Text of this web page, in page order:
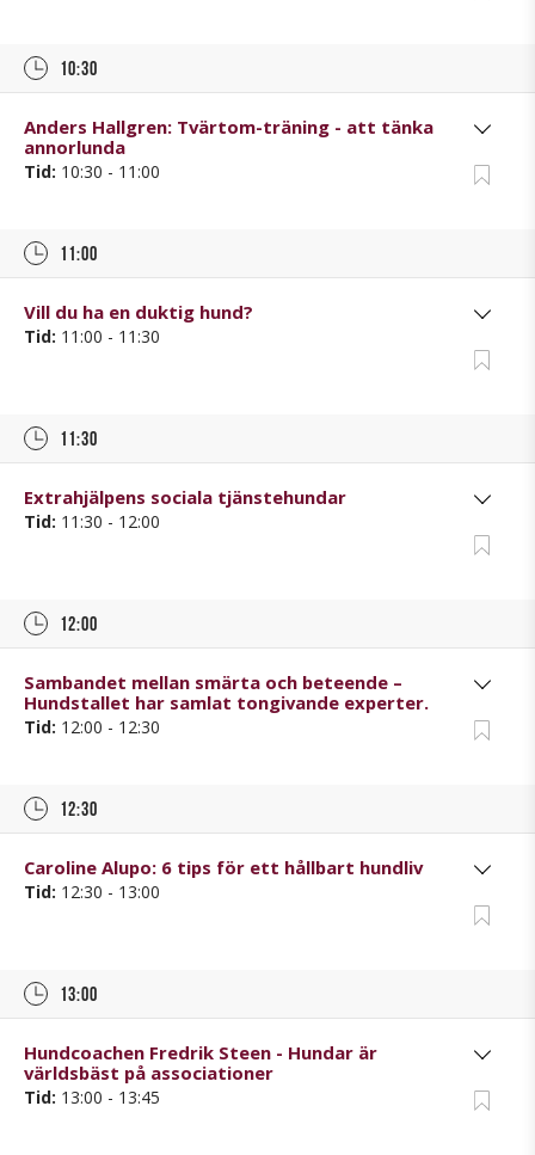
10:30
Anders Hallgren: Tvärtom-träning - att tänka
annorlunda
Tid: 10:30 - 11:00
11:00
Vill du ha en duktig hund?
Tid: 11:00 - 11:30
11:30
Extrahjälpens sociala tjänstehundar
Tid: 11:30 - 12:00
12:00
Sambandet mellan smärta och beteende –
Hundstallet har samlat tongivande experter.
Tid: 12:00 - 12:30
12:30
Caroline Alupo: 6 tips för ett hållbart hundliv
Tid: 12:30 - 13:00
13:00
Hundcoachen Fredrik Steen - Hundar är
världsbäst på associationer
Tid: 13:00 - 13:45